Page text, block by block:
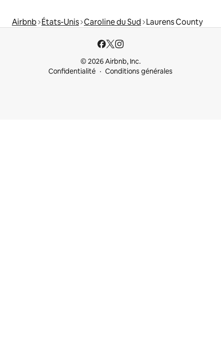
Airbnb États-Unis Caroline du Sud Laurens County
© 2026 Airbnb, Inc.
Confidentialité
Conditions générales